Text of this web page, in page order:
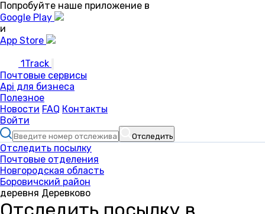
Попробуйте наше приложение в
Google Play
и
App Store
1Track
Почтовые сервисы
Api для бизнеса
Полезное
Новости FAQ Контакты
Войти
Отследить
Отследить посылку
Почтовые отделения
Новгородская область
Боровичский район
деревня Деревково